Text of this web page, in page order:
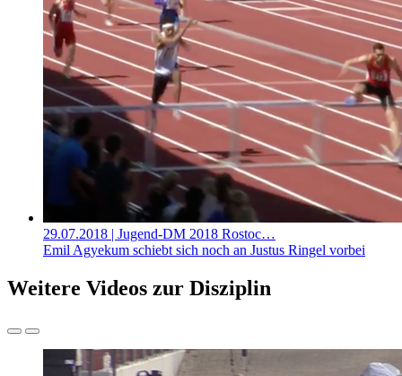
29.07.2018 | Jugend-DM 2018 Rostoc…
Emil Agyekum schiebt sich noch an Justus Ringel vorbei
Weitere Videos zur Disziplin